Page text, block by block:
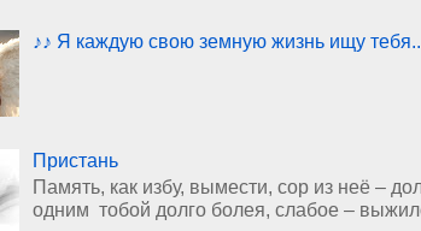
♪♪ Я каждую свою земную жизнь ищу
Пристань
Память, как избу, вымести, сор из неё –
одним тобой долго болея, слабое –